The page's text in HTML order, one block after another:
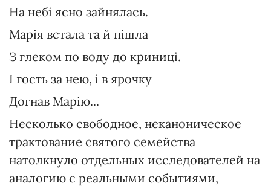
На небі ясно зайнялась.
Марія встала та й пішла
З глеком по воду до криниці.
І гость за нею, і в ярочку
Догнав Марію...
Несколько свободное, неканоническое
трактование святого семейства
натолкнуло отдельных исследователей на
аналогию с реальными событиями,